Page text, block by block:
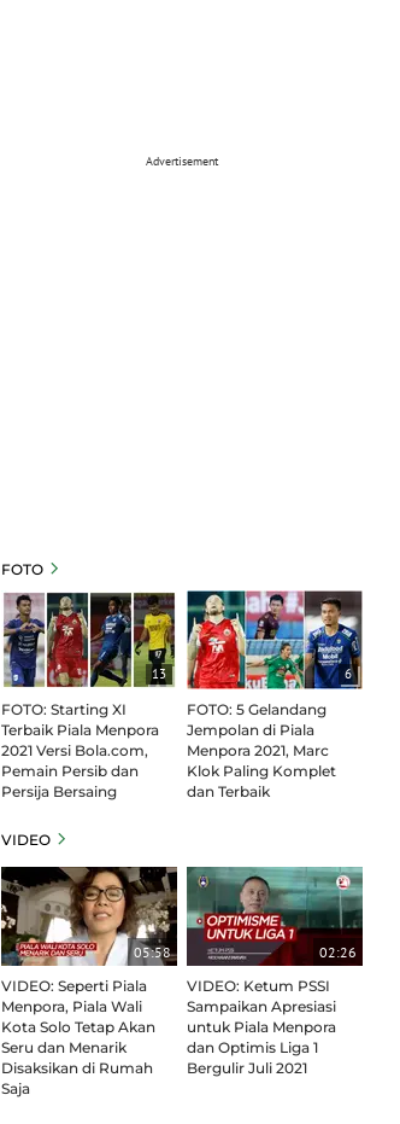
Advertisement
FOTO
13
FOTO: Starting XI
Terbaik Piala Menpora
2021 Versi Bola.com,
Pemain Persib dan
Persija Bersaing
6
FOTO: 5 Gelandang
Jempolan di Piala
Menpora 2021, Marc
Klok Paling Komplet
dan Terbaik
VIDEO
05:58
VIDEO: Seperti Piala
Menpora, Piala Wali
Kota Solo Tetap Akan
Seru dan Menarik
Disaksikan di Rumah
Saja
02:26
VIDEO: Ketum PSSI
Sampaikan Apresiasi
untuk Piala Menpora
dan Optimis Liga 1
Bergulir Juli 2021